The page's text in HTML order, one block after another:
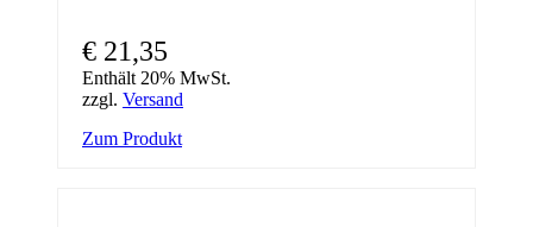
€ 21,35
Enthält 20% MwSt.
zzgl. Versand
Zum Produkt